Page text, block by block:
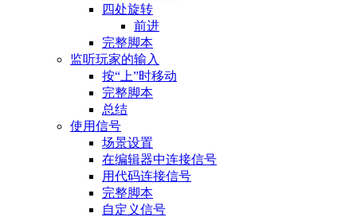
四处旋转
前进
完整脚本
监听玩家的输入
按“上”时移动
完整脚本
总结
使用信号
场景设置
在编辑器中连接信号
用代码连接信号
完整脚本
自定义信号